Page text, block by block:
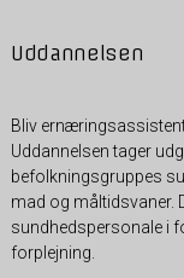
Uddannelsen
Bliv
Uddannelsen tager
befolkningsgruppes
mad og måltidsvaner.
sundhedspersonale i
forplejning.